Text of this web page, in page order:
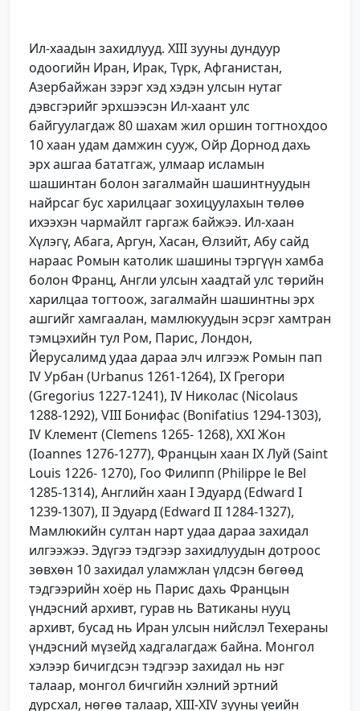
Ил-хаадын захидлууд. XIII зууны дундуур
одоогийн Иран, Ирак, Түрк, Афганистан,
Азербайжан зэрэг хэд хэдэн улсын нутаг
дэвсгэрийг эрхшээсэн Ил-хаант улс
байгуулагдаж 80 шахам жил оршин тогтнохдоо
10 хаан удам дамжин сууж, Ойр Дорнод дахь
эрх ашгаа бататгаж, улмаар исламын
шашинтан болон загалмайн шашинтнуудын
найрсаг бус харилцааг зохицуулахын төлөө
ихээхэн чармайлт гаргаж байжээ. Ил-хаан
Хүлэгү, Абага, Аргун, Хасан, Өлзийт, Абу сайд
нараас Ромын католик шашины тэргүүн хамба
болон Франц, Англи улсын хаадтай улс төрийн
харилцаа тогтоож, загалмайн шашинтны эрх
ашгийг хамгаалан, мамлюкуудын эсрэг хамтран
тэмцэхийн тул Ром, Парис, Лондон,
Йерусалимд удаа дараа элч илгээж Ромын пап
IV Урбан (Urbanus 1261-1264), IX Грегори
(Gregorius 1227-1241), IV Николас (Nicolaus
1288-1292), VIII Бонифас (Bonifatius 1294-1303),
IV Клемент (Clemens 1265- 1268), XXI Жон
(Ioannes 1276-1277), Францын хаан IX Луй (Saint
Louis 1226- 1270), Гоо Филипп (Philippe le Bel
1285-1314), Английн хаан I Эдуард (Edward I
1239-1307), II Эдуард (Edward II 1284-1327),
Мамлюкийн султан нарт удаа дараа захидал
илгээжээ. Эдүгээ тэдгээр захидлуудын дотроос
зөвхөн 10 захидал уламжлан үлдсэн бөгөөд
тэдгээрийн хоёр нь Парис дахь Францын
үндэсний архивт, гурав нь Ватиканы нууц
архивт, бусад нь Иран улсын нийслэл Техераны
үндэсний мүзейд хадгалагдаж байна. Монгол
хэлээр бичигдсэн тэдгээр захидал нь нэг
талаар, монгол бичгийн хэлний эртний
дурсхал, нөгөө талаар, XIII-XIV зууны үеийн